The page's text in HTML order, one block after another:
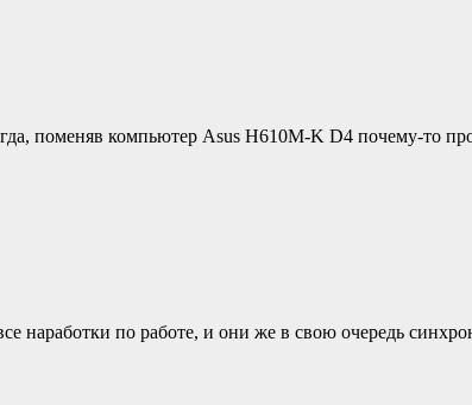
поменяв компьютер Asus H610M-K D4 почему-то
наработки по работе, и они же в свою очередь